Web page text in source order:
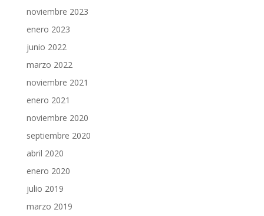
noviembre 2023
enero 2023
junio 2022
marzo 2022
noviembre 2021
enero 2021
noviembre 2020
septiembre 2020
abril 2020
enero 2020
julio 2019
marzo 2019